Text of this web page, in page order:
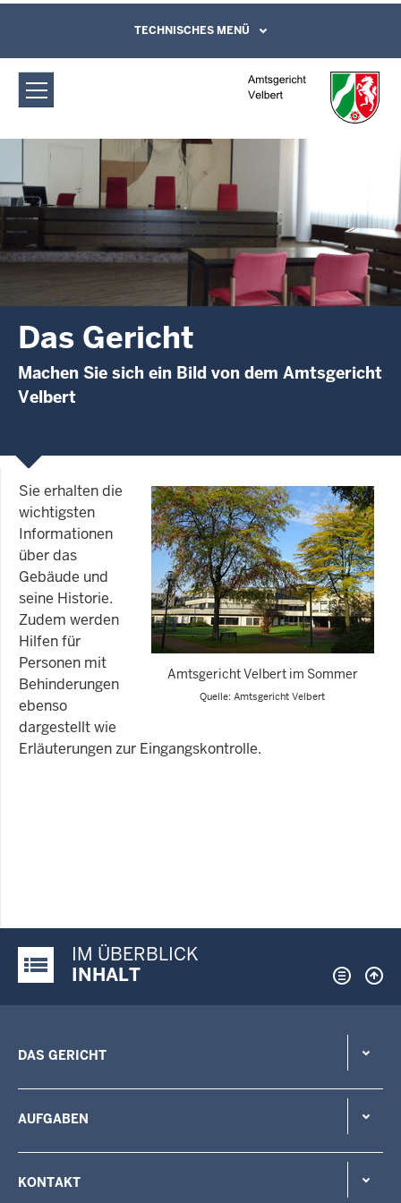
Amtsgericht Velbert: Das Gericht
Direkt zum Inhalt
Leichte Sprache, Gebärdensprachenvideo
und Kontaktformular
TECHNISCHES MENÜ
Das Gericht
Machen Sie sich ein Bild von dem Amtsgericht
Velbert
Amtsgericht Velbert im Sommer
Quelle: Amtsgericht Velbert
Sie erhalten die
wichtigsten
Informationen
über das
Gebäude und
seine Historie.
Zudem werden
Hilfen für
Personen mit
Behinderungen
ebenso
dargestellt wie
Erläuterungen zur Eingangskontrolle.
Justiz-Portal im Überblick:
IM ÜBERBLICK
INHALT
DAS GERICHT
AUFGABEN
KONTAKT